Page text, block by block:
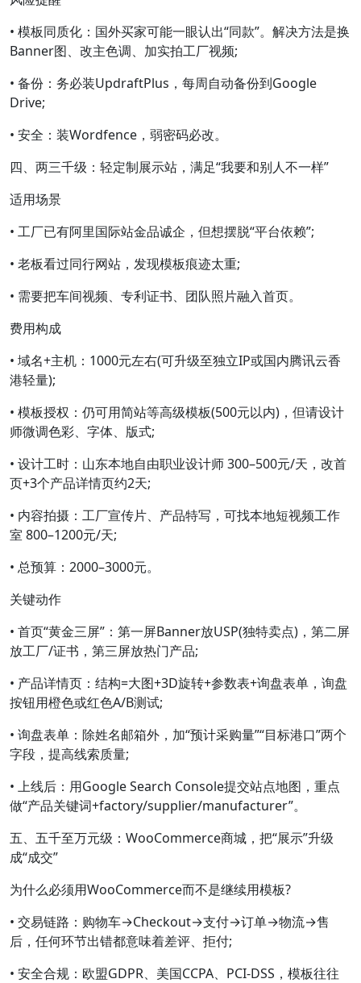
• 模板同质化：国外买家可能一眼认出“同款”。解决方法是换
Banner图、改主色调、加实拍工厂视频;
• 备份：务必装UpdraftPlus，每周自动备份到Google
Drive;
• 安全：装Wordfence，弱密码必改。
四、两三千级：轻定制展示站，满足“我要和别人不一样”
适用场景
• 工厂已有阿里国际站金品诚企，但想摆脱“平台依赖”;
• 老板看过同行网站，发现模板痕迹太重;
• 需要把车间视频、专利证书、团队照片融入首页。
费用构成
• 域名+主机：1000元左右(可升级至独立IP或国内腾讯云香
港轻量);
• 模板授权：仍可用简站等高级模板(500元以内)，但请设计
师微调色彩、字体、版式;
• 设计工时：山东本地自由职业设计师 300–500元/天，改首
页+3个产品详情页约2天;
• 内容拍摄：工厂宣传片、产品特写，可找本地短视频工作
室 800–1200元/天;
• 总预算：2000–3000元。
关键动作
• 首页“黄金三屏”：第一屏Banner放USP(独特卖点)，第二屏
放工厂/证书，第三屏放热门产品;
• 产品详情页：结构=大图+3D旋转+参数表+询盘表单，询盘
按钮用橙色或红色A/B测试;
• 询盘表单：除姓名邮箱外，加“预计采购量”“目标港口”两个
字段，提高线索质量;
• 上线后：用Google Search Console提交站点地图，重点
做“产品关键词+factory/supplier/manufacturer”。
五、五千至万元级：WooCommerce商城，把“展示”升级
成“成交”
为什么必须用WooCommerce而不是继续用模板?
• 交易链路：购物车→Checkout→支付→订单→物流→售
后，任何环节出错都意味着差评、拒付;
• 安全合规：欧盟GDPR、美国CCPA、PCI-DSS，模板往往